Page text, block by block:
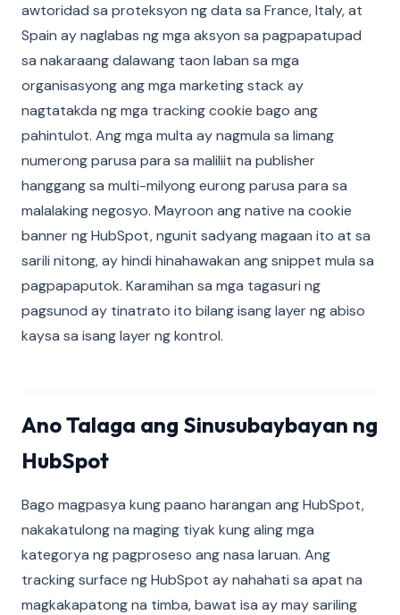
awtoridad sa proteksyon ng data sa France, Italy, at
Spain ay naglabas ng mga aksyon sa pagpapatupad
sa nakaraang dalawang taon laban sa mga
organisasyong ang mga marketing stack ay
nagtatakda ng mga tracking cookie bago ang
pahintulot. Ang mga multa ay nagmula sa limang
numerong parusa para sa maliliit na publisher
hanggang sa multi-milyong eurong parusa para sa
malalaking negosyo. Mayroon ang native na cookie
banner ng HubSpot, ngunit sadyang magaan ito at sa
sarili nitong, ay hindi hinahawakan ang snippet mula sa
pagpapaputok. Karamihan sa mga tagasuri ng
pagsunod ay tinatrato ito bilang isang layer ng abiso
kaysa sa isang layer ng kontrol.
Ano Talaga ang Sinusubaybayan ng
HubSpot
Bago magpasya kung paano harangan ang HubSpot,
nakakatulong na maging tiyak kung aling mga
kategorya ng pagproseso ang nasa laruan. Ang
tracking surface ng HubSpot ay nahahati sa apat na
magkakapatong na timba, bawat isa ay may sariling